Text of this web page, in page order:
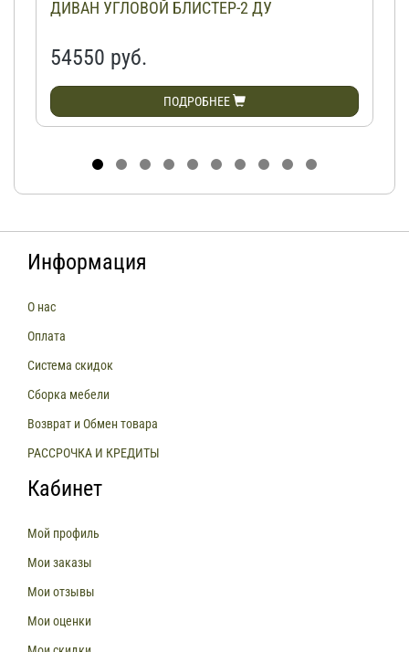
ДИВАН УГЛОВОЙ БЛИСТЕР-2 ДУ
54550 руб.
ПОДРОБНЕЕ
Информация
О нас
Оплата
Система скидок
Сборка мебели
Возврат и Обмен товара
РАССРОЧКА И КРЕДИТЫ
Кабинет
Мой профиль
Мои заказы
Мои отзывы
Мои оценки